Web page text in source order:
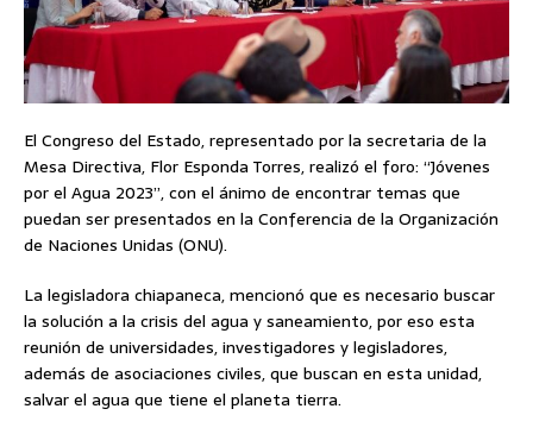
El Congreso del Estado, representado por la secretaria de la
Mesa Directiva, Flor Esponda Torres, realizó el foro: “Jóvenes
por el Agua 2023”, con el ánimo de encontrar temas que
puedan ser presentados en la Conferencia de la Organización
de Naciones Unidas (ONU).
La legisladora chiapaneca, mencionó que es necesario buscar
la solución a la crisis del agua y saneamiento, por eso esta
reunión de universidades, investigadores y legisladores,
además de asociaciones civiles, que buscan en esta unidad,
salvar el agua que tiene el planeta tierra.